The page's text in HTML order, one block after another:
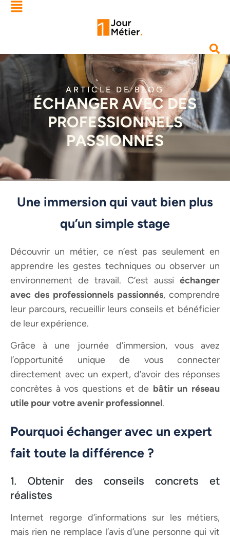
ARTICLE DE BLOG
ÉCHANGER AVEC DES
PROFESSIONNELS
PASSIONNÉS
Une immersion qui vaut bien plus
qu’un simple stage
Découvrir un métier, ce n’est pas seulement en
apprendre les gestes techniques ou observer un
environnement de travail. C’est aussi échanger
avec des professionnels passionnés, comprendre
leur parcours, recueillir leurs conseils et bénéficier
de leur expérience.
Grâce à une journée d’immersion, vous avez
l’opportunité unique de vous connecter
directement avec un expert, d’avoir des réponses
concrètes à vos questions et de bâtir un réseau
utile pour votre avenir professionnel.
Pourquoi échanger avec un expert
fait toute la différence ?
1. Obtenir des conseils concrets et
réalistes
Internet regorge d’informations sur les métiers,
mais rien ne remplace l’avis d’une personne qui vit